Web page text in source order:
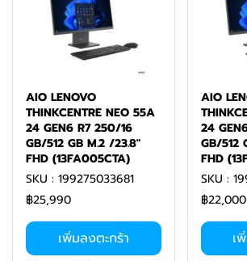
AIO LENOVO
THINKCENTRE NEO 55A
24 GEN6 R7 250/16
GB/512 GB M.2 /23.8"
FHD (13FA005CTA)
SKU : 199275033681
฿25,990
เพิ่มลงตะกร้า
AIO
24
GB/512
FHD
SKU :
฿22,000
เ